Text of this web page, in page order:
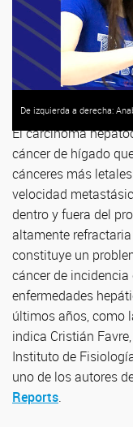
De izquierda a derecha:
El carcinoma
cáncer de hígado
cánceres más
velocidad
dentro y fuera del
altamente
constituye un
cáncer de
enfermedades
últimos años, como
indica Cristián
Instituto de
uno de los autores
Reports.